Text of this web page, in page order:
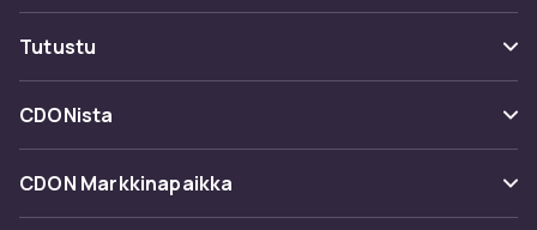
Seuraa pakettia
Ota yhteyttä
Maksuvaihtoehdot
Toimitus
Takaisinvedot
Tutustu
Kategoriat
Tuotemerkit
CDONista
Tietoa meistä
Asiakasarvionnit
CDON Markkinapaikka